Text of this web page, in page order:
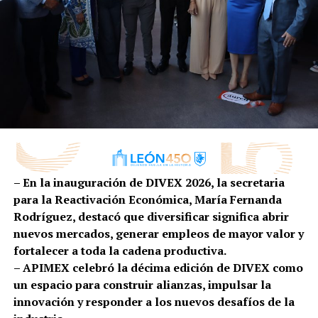
De estas visitas hechas de manera sorpresiva, 6 canchas
de fútbol rápido se encontraron cerradas y solamente
una con actividad en la colonia Santa María de
Cementos, la cual fue cerrada por mutuo acuerdo. Lo
mismo sucedió con el gimnasio y sala de zumba
Apegados a la norma sanitaria y a los lineamientos que
indica el Semáforo Estatal de Reactivación en
Guanajuato y en León, estos establecimientos deben
permanecer cerrados hasta que el semáforo lo permita.
Hoy, por lo pronto, el semáforo continúa en color rojo.
Personal de Policía Municipal y Protección Civil brindó
acompañamiento en los operativos realizados por la
Dirección de Fiscalización y Control. En el mismo,
participó personal de la Secretaría del Trabajo y
– En la inauguración de DIVEX 2026, la secretaria
para la Reactivación Económica, María Fernanda
Rodríguez, destacó que diversificar significa abrir
nuevos mercados, generar empleos de mayor valor y
fortalecer a toda la cadena productiva.
– APIMEX celebró la décima edición de DIVEX como
un espacio para construir alianzas, impulsar la
innovación y responder a los nuevos desafíos de la